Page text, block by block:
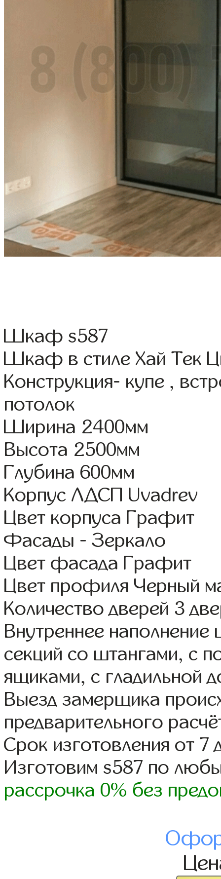
Шкаф s587
Шкаф в стиле Хай Тек
Конструкция- купе ,
потолок
Ширина 2400мм
Высота 2500мм
Глубина 600мм
Корпус ЛДСП Uvadrev
Цвет корпуса Графит
Фасады - Зеркало
Цвет фасада Графит
Цвет профиля Черный
Количество дверей 3
Внутреннее
секций со штангами, с
ящиками, с гладильной
Выезд замерщика
предварительного
Срок изготовления от 7
Изготовим s587 по
рассрочка 0% без